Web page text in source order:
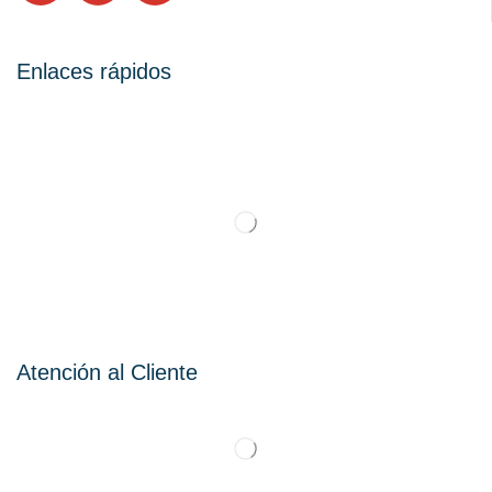
Enlaces rápidos
Atención al Cliente